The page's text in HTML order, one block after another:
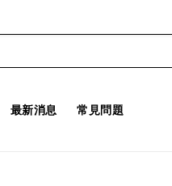
最新消息 常見問題